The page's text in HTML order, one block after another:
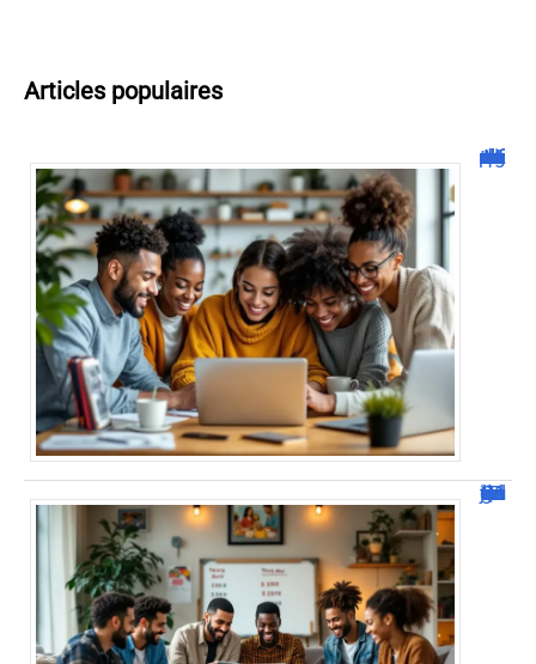
Articles populaires
Malgrim com : tout ce que vous devez savoir sur la plateforme !
JetPunk : Quiz et jeux de culture générale